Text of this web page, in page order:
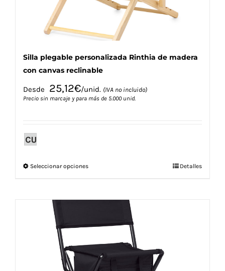
página
producto
Silla plegable personalizada Rinthia de madera
con canvas reclinable
Desde 25,12€/unid. (IVA no incluido)
Precio sin marcaje y para más de 5.000 unid.
Seleccionar opcionesEste
múltiples
se
pueden
elegir
Detalles